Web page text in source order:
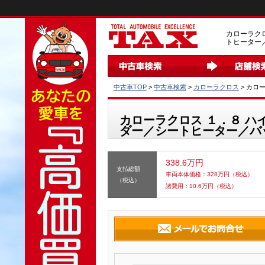
カローラク
トヒータ
中古車TOP> 中古車検索> カローラクロス > カロ
カローラクロス １．８ ハ
ダー／シートヒーター／バ
支払総額
（税込）
338.6万円
車両本体価格： 328万円（税込）
諸費用： 10.6万円（税込）